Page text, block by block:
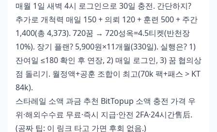
매월 1일 새벽 4시 로그인으로 30일 충전. 간단하지?
추가로 개척력 매일 150 + 의뢰 120 + 훈련 500 + 주간
1,400(총 4,373). 720꿈 → 720성옥=4.5티켓(반천장
10%). 장기 플랜? 5,900원×11개월(330일). 실행은? 1)
잔여일 ≤180 확인 후 연장, 2) 매일 로그인, 3) 꿈 협의상
점 돌리기. 월정액+공훈 조합이 최고(70k 팩+패스 > KT
84k).
스타레일 소액 과금 추천 BitTopup 소액 충전 가격 우
위·해외수수료 무료·즉시 지급·안전 2FA·24시간售后.
(공짜 팁: 이 링크 타고 가면 후회 없음.)